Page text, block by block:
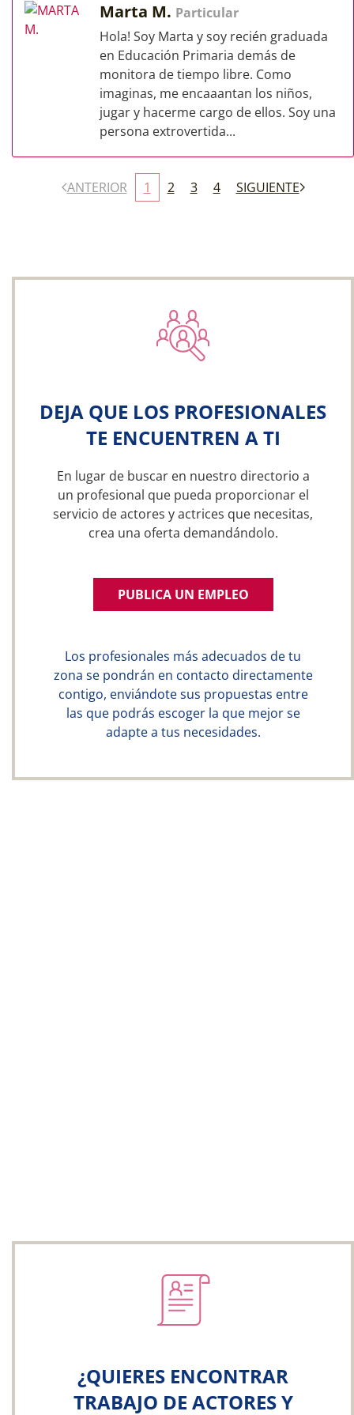
Marta M. Particular
Hola! Soy Marta y soy recién graduada
en Educación Primaria demás de
monitora de tiempo libre. Como
imaginas, me encaaantan los niños,
jugar y hacerme cargo de ellos. Soy una
persona extrovertida...
ANTERIOR 1 2 3 4 SIGUIENTE
DEJA QUE LOS PROFESIONALES
TE ENCUENTREN A TI
En lugar de buscar en nuestro directorio a
un profesional que pueda proporcionar el
servicio de actores y actrices que necesitas,
crea una oferta demandándolo.
PUBLICA UN EMPLEO
Los profesionales más adecuados de tu
zona se pondrán en contacto directamente
contigo, enviándote sus propuestas entre
las que podrás escoger la que mejor se
adapte a tus necesidades.
¿QUIERES ENCONTRAR
TRABAJO DE ACTORES Y